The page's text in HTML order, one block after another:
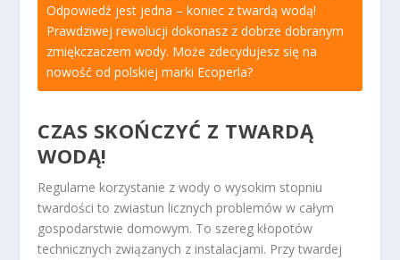
Odpowiedź jest jedna – koniec z twardą wodą!
Prawdziwej rewolucji dokonasz z dobrze dobranym
zmiękczaczem wody. Może zdecydujesz się na
nowość od polskiej marki Ecoperla?
CZAS SKOŃCZYĆ Z TWARDĄ
WODĄ!
Regularne korzystanie z wody o wysokim stopniu
twardości to zwiastun licznych problemów w całym
gospodarstwie domowym. To szereg kłopotów
technicznych związanych z instalacjami. Przy twardej